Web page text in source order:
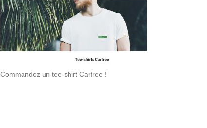
Commandez un tee-shirt Carfree !